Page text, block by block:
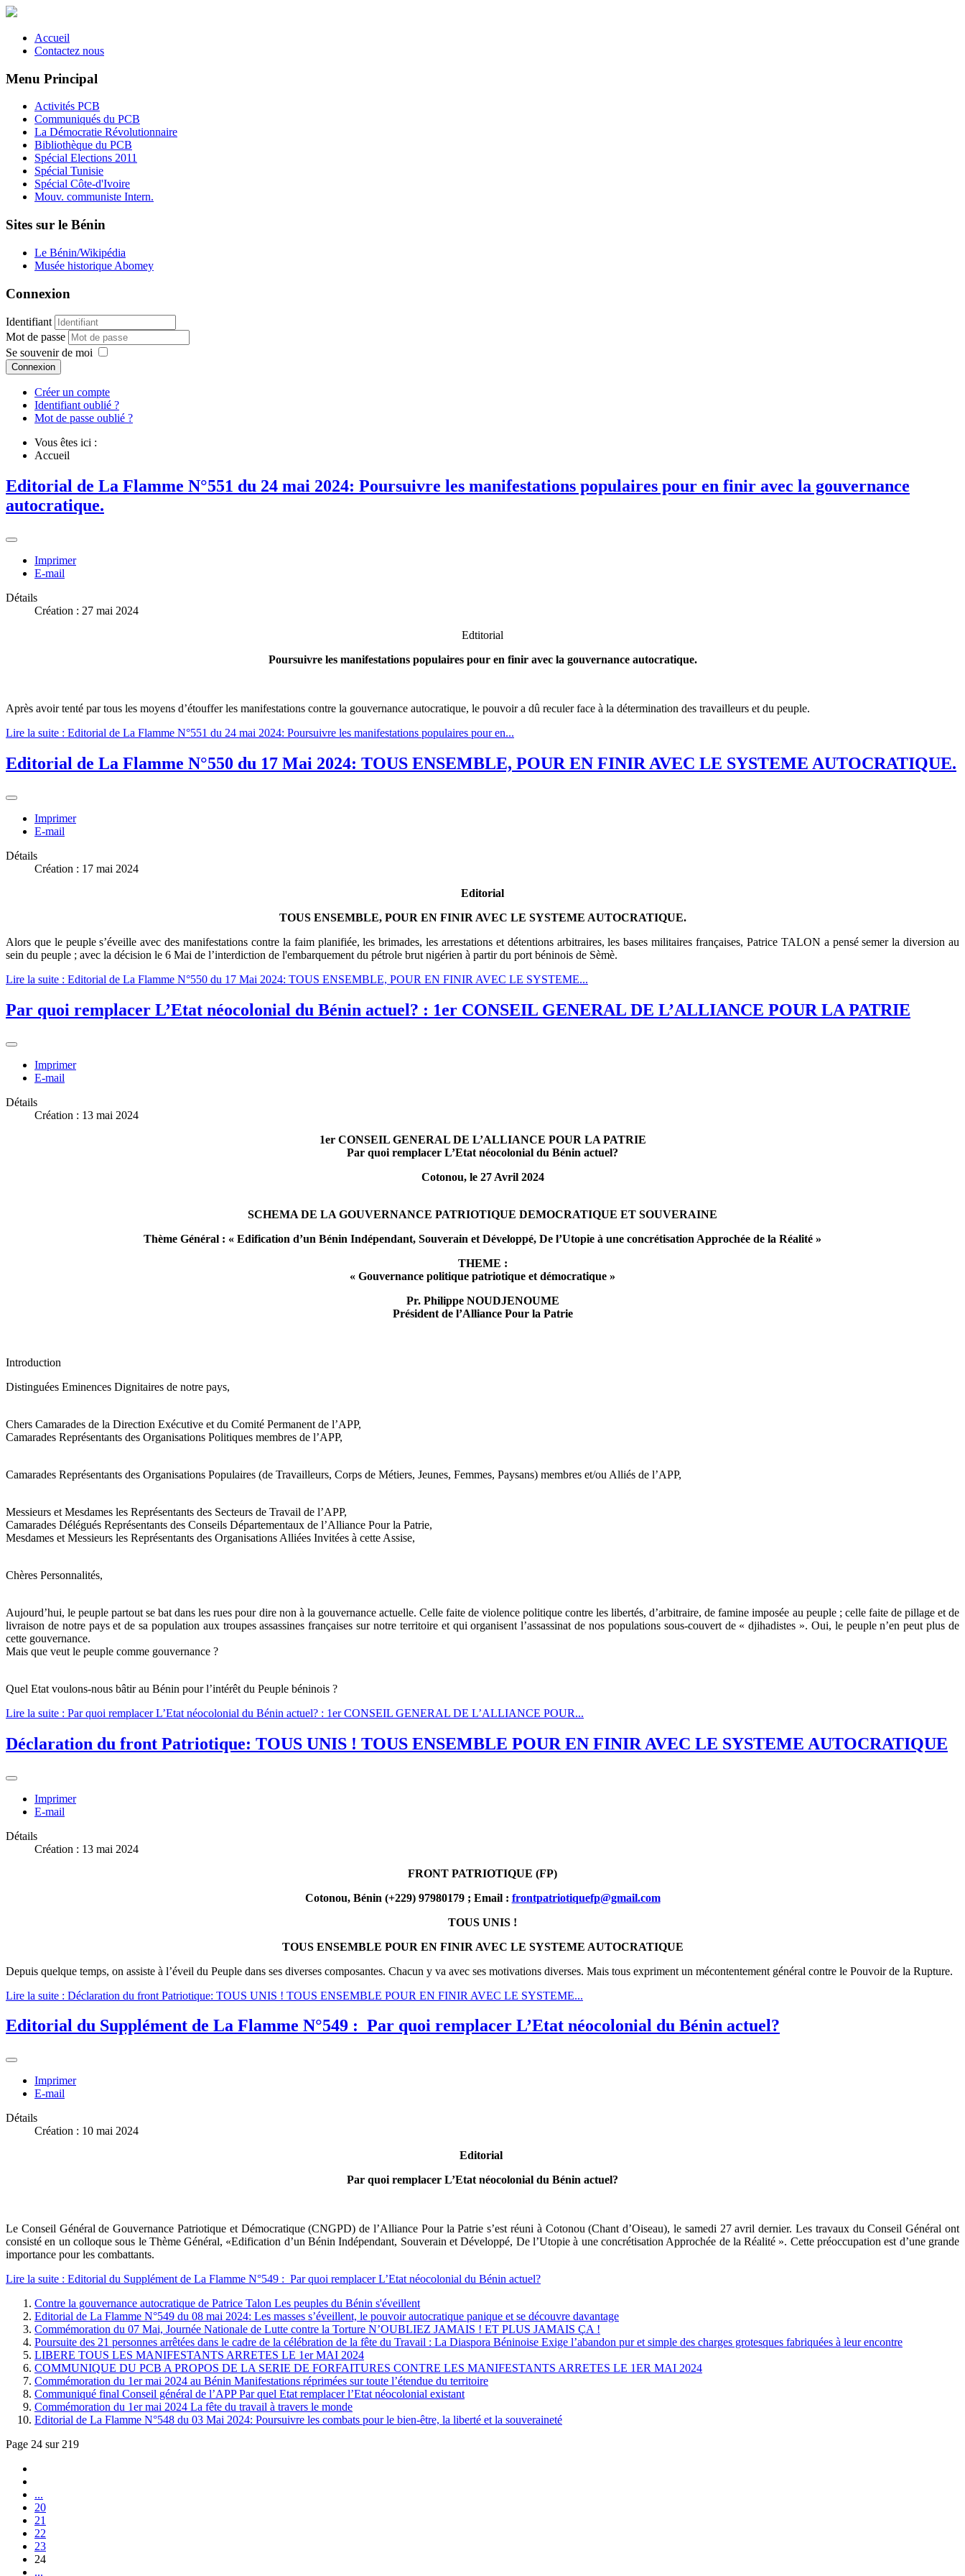
Accueil
Contactez nous
Menu Principal
Activités PCB
Communiqués du PCB
La Démocratie Révolutionnaire
Bibliothèque du PCB
Spécial Elections 2011
Spécial Tunisie
Spécial Côte-d'Ivoire
Mouv. communiste Intern.
Sites sur le Bénin
Le Bénin/Wikipédia
Musée historique Abomey
Connexion
Identifiant
Mot de passe
Se souvenir de moi
Connexion
Créer un compte
Identifiant oublié ?
Mot de passe oublié ?
Vous êtes ici :
Accueil
Editorial de La Flamme N°551 du 24 mai 2024: Poursuivre les manifestations populaires pour en finir avec la gouvernance
autocratique.
Imprimer
E-mail
Détails
Création : 27 mai 2024
Edtitorial
Poursuivre les manifestations populaires pour en finir avec la gouvernance autocratique.
Après avoir tenté par tous les moyens d’étouffer les manifestations contre la gouvernance autocratique, le pouvoir a dû reculer face à la détermination des travailleurs et du peuple.
Lire la suite : Editorial de La Flamme N°551 du 24 mai 2024: Poursuivre les manifestations populaires pour en...
Editorial de La Flamme N°550 du 17 Mai 2024: TOUS ENSEMBLE, POUR EN FINIR AVEC LE SYSTEME AUTOCRATIQUE.
Imprimer
E-mail
Détails
Création : 17 mai 2024
Editorial
TOUS ENSEMBLE, POUR EN FINIR AVEC LE SYSTEME AUTOCRATIQUE.
Alors que le peuple s’éveille avec des manifestations contre la faim planifiée, les brimades, les arrestations et détentions arbitraires, les bases militaires françaises, Patrice TALON a pensé semer la diversion au
sein du peuple ; avec la décision le 6 Mai de l’interdiction de l'embarquement du pétrole brut nigérien à partir du port béninois de Sèmè.
Lire la suite : Editorial de La Flamme N°550 du 17 Mai 2024: TOUS ENSEMBLE, POUR EN FINIR AVEC LE SYSTEME...
Par quoi remplacer L’Etat néocolonial du Bénin actuel? : 1er CONSEIL GENERAL DE L’ALLIANCE POUR LA PATRIE
Imprimer
E-mail
Détails
Création : 13 mai 2024
1er CONSEIL GENERAL DE L’ALLIANCE POUR LA PATRIE
Par quoi remplacer L’Etat néocolonial du Bénin actuel?
Cotonou, le 27 Avril 2024
SCHEMA DE LA GOUVERNANCE PATRIOTIQUE DEMOCRATIQUE ET SOUVERAINE
Thème Général : « Edification d’un Bénin Indépendant, Souverain et Développé, De l’Utopie à une concrétisation Approchée de la Réalité »
THEME :
« Gouvernance politique patriotique et démocratique »
Pr. Philippe NOUDJENOUME
Président de l’Alliance Pour la Patrie
Introduction
Distinguées Eminences Dignitaires de notre pays,
Chers Camarades de la Direction Exécutive et du Comité Permanent de l’APP,
Camarades Représentants des Organisations Politiques membres de l’APP,
Camarades Représentants des Organisations Populaires (de Travailleurs, Corps de Métiers, Jeunes, Femmes, Paysans) membres et/ou Alliés de l’APP,
Messieurs et Mesdames les Représentants des Secteurs de Travail de l’APP,
Camarades Délégués Représentants des Conseils Départementaux de l’Alliance Pour la Patrie,
Mesdames et Messieurs les Représentants des Organisations Alliées Invitées à cette Assise,
Chères Personnalités,
Aujourd’hui, le peuple partout se bat dans les rues pour dire non à la gouvernance actuelle. Celle faite de violence politique contre les libertés, d’arbitraire, de famine imposée au peuple ; celle faite de pillage et de
livraison de notre pays et de sa population aux troupes assassines françaises sur notre territoire et qui organisent l’assassinat de nos populations sous-couvert de « djihadistes ». Oui, le peuple n’en peut plus de
cette gouvernance.
Mais que veut le peuple comme gouvernance ?
Quel Etat voulons-nous bâtir au Bénin pour l’intérêt du Peuple béninois ?
Lire la suite : Par quoi remplacer L’Etat néocolonial du Bénin actuel? : 1er CONSEIL GENERAL DE L’ALLIANCE POUR...
Déclaration du front Patriotique: TOUS UNIS ! TOUS ENSEMBLE POUR EN FINIR AVEC LE SYSTEME AUTOCRATIQUE
Imprimer
E-mail
Détails
Création : 13 mai 2024
FRONT PATRIOTIQUE (FP)
Cotonou, Bénin (+229) 97980179 ; Email : frontpatriotiquefp@gmail.com
TOUS UNIS !
TOUS ENSEMBLE POUR EN FINIR AVEC LE SYSTEME AUTOCRATIQUE
Depuis quelque temps, on assiste à l’éveil du Peuple dans ses diverses composantes. Chacun y va avec ses motivations diverses. Mais tous expriment un mécontentement général contre le Pouvoir de la Rupture.
Lire la suite : Déclaration du front Patriotique: TOUS UNIS ! TOUS ENSEMBLE POUR EN FINIR AVEC LE SYSTEME...
Editorial du Supplément de La Flamme N°549 : Par quoi remplacer L’Etat néocolonial du Bénin actuel?
Imprimer
E-mail
Détails
Création : 10 mai 2024
Editorial
Par quoi remplacer L’Etat néocolonial du Bénin actuel?
Le Conseil Général de Gouvernance Patriotique et Démocratique (CNGPD) de l’Alliance Pour la Patrie s’est réuni à Cotonou (Chant d’Oiseau), le samedi 27 avril dernier. Les travaux du Conseil Général ont
consisté en un colloque sous le Thème Général, «Edification d’un Bénin Indépendant, Souverain et Développé, De l’Utopie à une concrétisation Approchée de la Réalité ». Cette préoccupation est d’une grande
importance pour les combattants.
Lire la suite : Editorial du Supplément de La Flamme N°549 : Par quoi remplacer L’Etat néocolonial du Bénin actuel?
Contre la gouvernance autocratique de Patrice Talon Les peuples du Bénin s'éveillent
Editorial de La Flamme N°549 du 08 mai 2024: Les masses s’éveillent, le pouvoir autocratique panique et se découvre davantage
Commémoration du 07 Mai, Journée Nationale de Lutte contre la Torture N’OUBLIEZ JAMAIS ! ET PLUS JAMAIS ÇA !
Poursuite des 21 personnes arrêtées dans le cadre de la célébration de la fête du Travail : La Diaspora Béninoise Exige l’abandon pur et simple des charges grotesques fabriquées à leur encontre
LIBERE TOUS LES MANIFESTANTS ARRETES LE 1er MAI 2024
COMMUNIQUE DU PCB A PROPOS DE LA SERIE DE FORFAITURES CONTRE LES MANIFESTANTS ARRETES LE 1ER MAI 2024
Commémoration du 1er mai 2024 au Bénin Manifestations réprimées sur toute l’étendue du territoire
Communiqué final Conseil général de l’APP Par quel Etat remplacer l’Etat néocolonial existant
Commémoration du 1er mai 2024 La fête du travail à travers le monde
Editorial de La Flamme N°548 du 03 Mai 2024: Poursuivre les combats pour le bien-être, la liberté et la souveraineté
Page 24 sur 219
...
20
21
22
23
24
...